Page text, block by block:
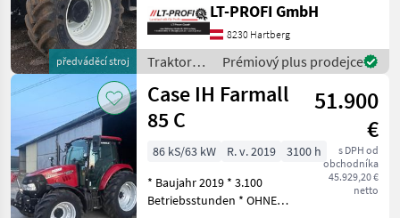
předváděcí stroj
Haupt- und
Zusatzkraftstofftanks + 96 l
AdBlue Tank ohne
Tankschutz 250 A
Lichtmaschine 6, 7 l
LT-PROFI GmbH
8230 Hartberg
Traktory /
Case IH
Prémiový plus prodejce
Case IH Farmall
85 C
51.900
€
s DPH od
obchodníka
45.929,20 €
netto
86 kS/63 kW R. v. 2019
3100 h
* Baujahr 2019 * 3.100
Betriebsstunden * OHNE